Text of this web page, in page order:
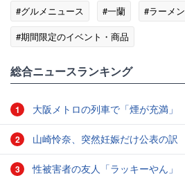
#グルメニュース #一蘭 #ラーメ
#期間限定のイベント・商品
総合ニュースランキング
1 大阪メトロの列車で「煙が充満」
2 山崎怜奈、突然妊娠だけ公表の訳
3 性被害者の友人「ラッキーやん」